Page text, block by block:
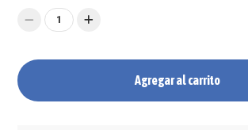
1
Agregar al carrito